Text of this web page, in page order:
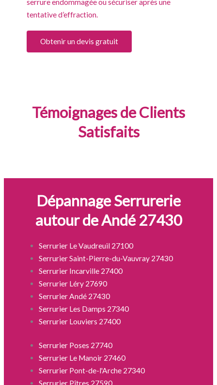
serrure endommagée ou sécuriser après une
tentative d’effraction.
Obtenir un devis gratuit
Témoignages de Clients
Satisfaits
Dépannage Serrurerie
autour de Andé 27430
Serrurier Le Vaudreuil 27100
Serrurier Saint-Pierre-du-Vauvray 27430
Serrurier Incarville 27400
Serrurier Léry 27690
Serrurier Andé 27430
Serrurier Les Damps 27340
Serrurier Louviers 27400
Serrurier Poses 27740
Serrurier Le Manoir 27460
Serrurier Pont-de-l'Arche 27340
Serrurier Pîtres 27590